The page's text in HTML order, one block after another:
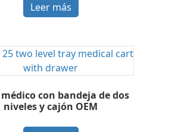
Leer más
con bandeja de dos
niveles y cajón OEM